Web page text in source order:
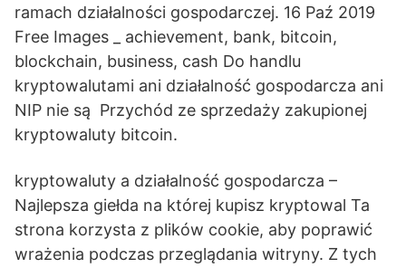
ramach działalności gospodarczej. 16 Paź 2019
Free Images _ achievement, bank, bitcoin,
blockchain, business, cash Do handlu
kryptowalutami ani działalność gospodarcza ani
NIP nie są Przychód ze sprzedaży zakupionej
kryptowaluty bitcoin.
kryptowaluty a działalność gospodarcza –
Najlepsza giełda na której kupisz kryptowal Ta
strona korzysta z plików cookie, aby poprawić
wrażenia podczas przeglądania witryny. Z tych